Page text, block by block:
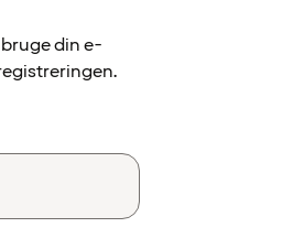
din e-